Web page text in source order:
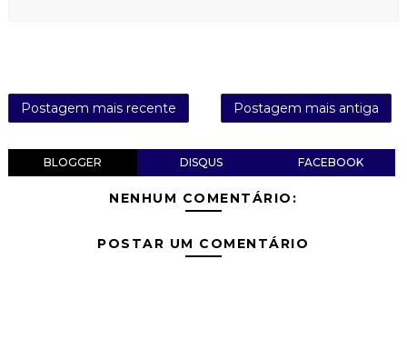
Postagem mais recente Postagem mais antiga
BLOGGER DISQUS FACEBOOK
NENHUM COMENTÁRIO:
POSTAR UM COMENTÁRIO